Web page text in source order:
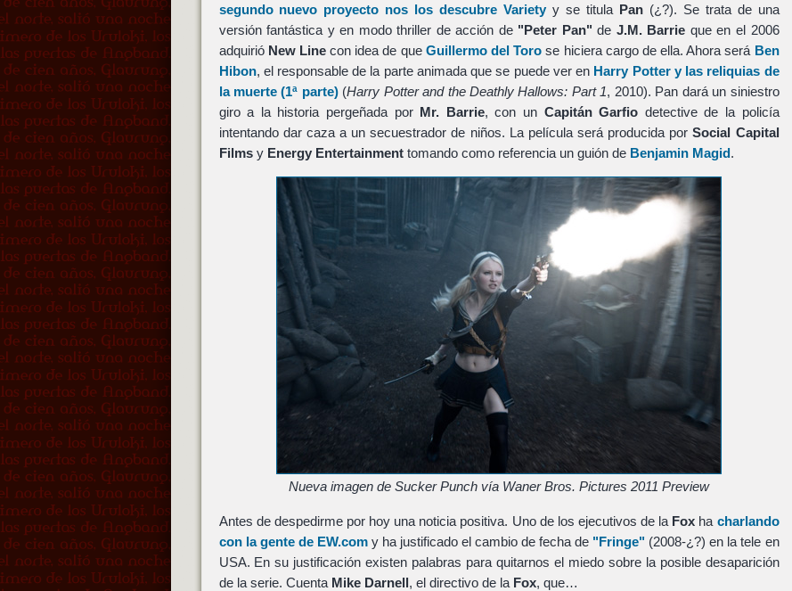
segundo nuevo proyecto nos los descubre Variety y se titula Pan(¿?). Se trata de una
versión fantástica y en modo thriller de acción de "Peter Pan" de J.M. Barrie que en el 2006
adquirió New Linecon idea de que Guillermo del Toro se hiciera cargo de ella. Ahora será Ben
Hibon, el responsable de la parte animada que se puede ver en Harry Potter y las reliquias de
la muerte (1ª parte)(Harry Potter and the Deathly Hallows: Part 1, 2010). Pan dará un siniestro
giro a la historia pergeñada por Mr. Barrie, con un Capitán Garfio detective de la policía
intentando dar caza a un secuestrador de niños. La película será producida porSocial Capital
Filmsy Energy Entertainmenttomando como referencia un guión de Benjamin Magid.
Nueva imagen de Sucker Punch vía Waner Bros. Pictures 2011 Preview
Antes de despedirme por hoy una noticia positiva. Uno de los ejecutivos de la Fox ha charlando
con la gente de EW.comy ha justificado el cambio de fecha de "Fringe" (2008-¿?) en la tele en
USA. En su justificación existen palabras para quitarnos el miedo sobre la posible desaparición
de la serie. Cuenta Mike Darnell, el directivo de la Fox, que…